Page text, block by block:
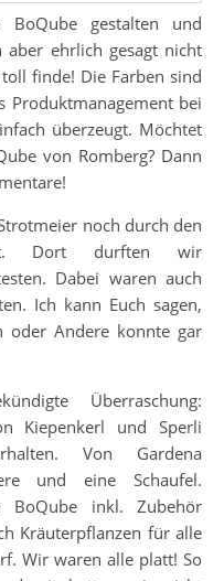
gestalten und
ehrlich gesagt nicht
finde! Die Farben sind
Produktmanagement bei
überzeugt. Möchtet
von Romberg? Dann
noch durch den
Dort durften wir
Dabei waren auch
Ich kann Euch sagen,
oder Andere konnte gar
Überraschung:
Kiepenkerl und Sperli
Von Gardena
und eine Schaufel.
inkl. Zubehör
Kräuterpflanzen für alle
Wir waren alle platt! So